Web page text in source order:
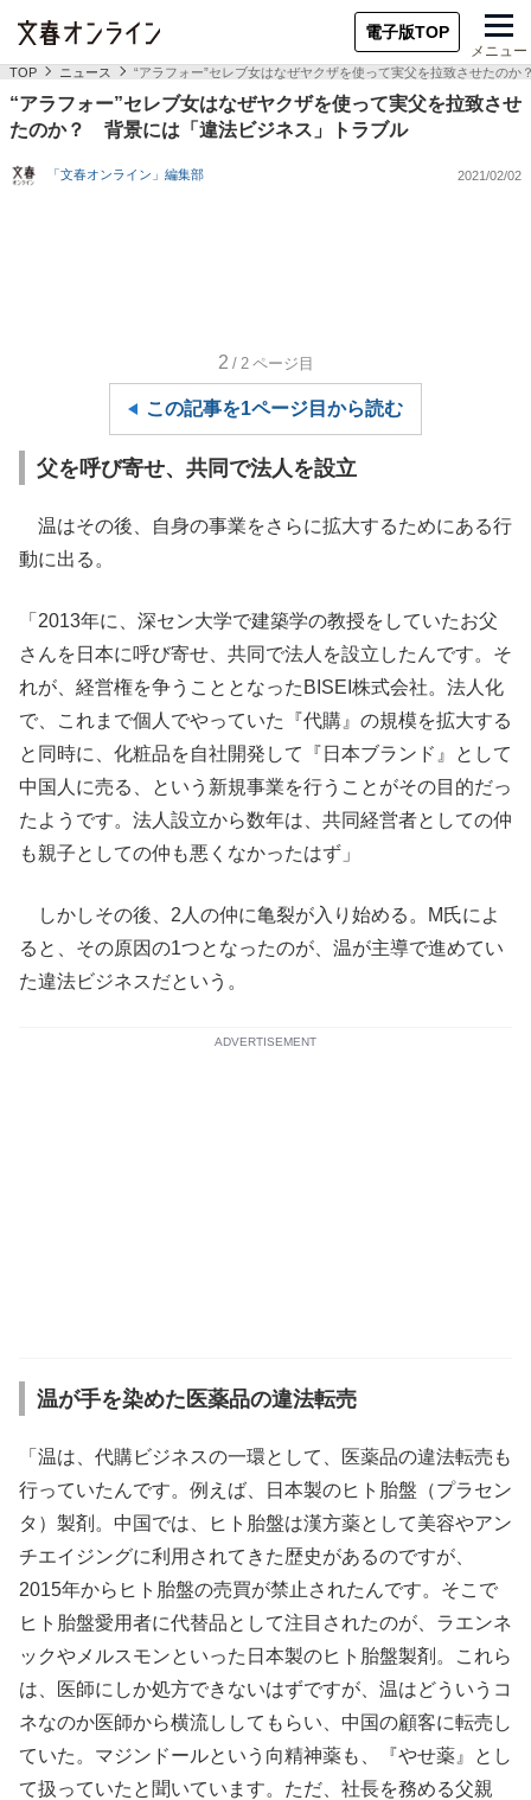
電子版TOP
メニュー
TOP ニュース “アラフォー”セレブ女はなぜヤクザを使って実父を拉致させたの
“アラフォー”セレブ女はなぜヤクザを使って実父を拉致させ
たのか？ 背景には「違法ビジネス」トラブル
「文春オンライン」編集部 2021/02/02
2 /2 ページ目
この記事を1ページ目から読む
父を呼び寄せ、共同で法人を設立
温はその後、自身の事業をさらに拡大するためにある行
動に出る。
「2013年に、深セン大学で建築学の教授をしていたお父
さんを日本に呼び寄せ、共同で法人を設立したんです。そ
れが、経営権を争うこととなったBISEI株式会社。法人化
で、これまで個人でやっていた『代購』の規模を拡大する
と同時に、化粧品を自社開発して『日本ブランド』として
中国人に売る、という新規事業を行うことがその目的だっ
たようです。法人設立から数年は、共同経営者としての仲
も親子としての仲も悪くなかったはず」
しかしその後、2人の仲に亀裂が入り始める。M氏によ
ると、その原因の1つとなったのが、温が主導で進めてい
た違法ビジネスだという。
ADVERTISEMENT
温が手を染めた医薬品の違法転売
「温は、代購ビジネスの一環として、医薬品の違法転売も
行っていたんです。例えば、日本製のヒト胎盤（プラセン
タ）製剤。中国では、ヒト胎盤は漢方薬として美容やアン
チエイジングに利用されてきた歴史があるのですが、
2015年からヒト胎盤の売買が禁止されたんです。そこで
ヒト胎盤愛用者に代替品として注目されたのが、ラエンネ
ックやメルスモンといった日本製のヒト胎盤製剤。これら
は、医師にしか処方できないはずですが、温はどういうコ
ネなのか医師から横流ししてもらい、中国の顧客に転売し
ていた。マジンドールという向精神薬も、『やせ薬』とし
て扱っていたと聞いています。ただ、社長を務める父親